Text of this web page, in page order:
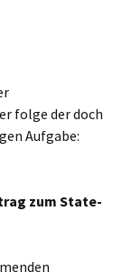
folge der doch
Aufgabe:
zum State-